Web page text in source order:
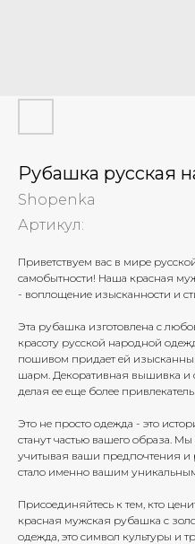
Рубашка русская
Shopenka
Артикул:
Приветствуем вас в мире
самобытности! Наша красная
- воплощение изысканности и
Эта рубашка изготовлена с
красоту русской народной
пошивом придает ей
шарм. Декоративная вышивка и
делая ее еще более
Это не просто одежда - это
станут частью вашего образа.
учитывая ваши предпочтения и
стало именно вашим
Присоединяйтесь к тем, кто
красная мужская рубашка с
одежда, это символ культуры и